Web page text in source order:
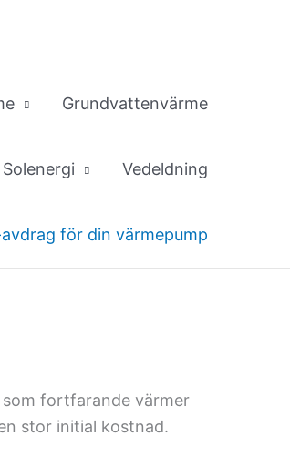
Grundvattenvärme
Solenergi Vedeldning
avdrag för din värmepump
fortfarande värmer
stor initial kostnad.